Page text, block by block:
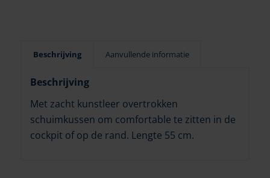
Beschrijving Aanvullende informatie
Beschrijving
Met zacht kunstleer overtrokken
schuimkussen om comfortable te zitten in de
cockpit of op de rand. Lengte 55 cm.